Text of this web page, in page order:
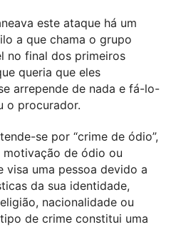
este ataque há um
a que chama o grupo
no final dos primeiros
queria que eles
arrepende de nada e fá-lo-
o procurador.
se por “crime de ódio”,
de ódio ou
visa uma pessoa devido a
da sua identidade,
nacionalidade ou
de crime constitui uma